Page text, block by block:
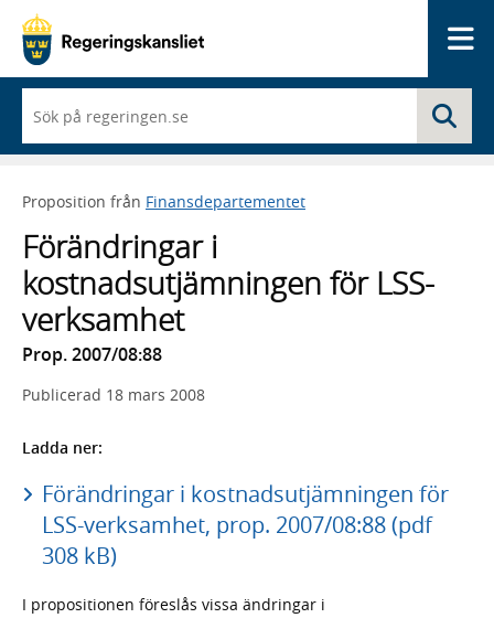
du
börjar
skriva
framträder
lista
med
sökförslag
Proposition från Finansdepartementet
Förändringar i
kostnadsutjämningen för LSS-
verksamhet
Prop. 2007/08:88
Publicerad 18 mars 2008
Ladda ner:
Förändringar i kostnadsutjämningen för
LSS-verksamhet, prop. 2007/08:88 (pdf
308 kB)
I propositionen föreslås vissa ändringar i